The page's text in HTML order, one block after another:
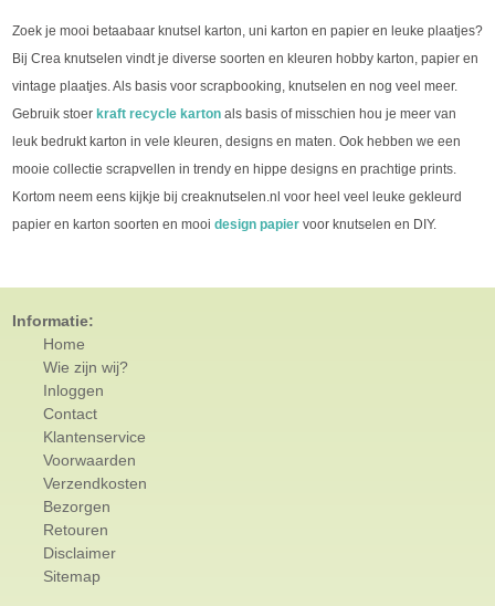
Zoek je mooi betaabaar knutsel karton, uni karton en papier en leuke plaatjes?
Bij Crea knutselen vindt je diverse soorten en kleuren hobby karton, papier en
vintage plaatjes. Als basis voor scrapbooking, knutselen en nog veel meer.
Gebruik stoer kraft recycle kartonals basis of misschien hou je meer van
leuk bedrukt karton in vele kleuren, designs en maten. Ook hebben we een
mooie collectie scrapvellen in trendy en hippe designs en prachtige prints.
Kortom neem eens kijkje bij creaknutselen.nl voor heel veel leuke gekleurd
papier en karton soorten en mooi design papiervoor knutselen en DIY.
Informatie:
Home
Wie zijn wij?
Inloggen
Contact
Klantenservice
Voorwaarden
Verzendkosten
Bezorgen
Retouren
Disclaimer
Sitemap